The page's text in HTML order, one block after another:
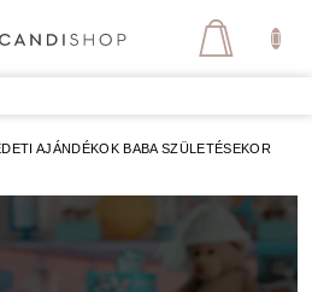
KOSÁR
AJÁNDÉKOK BABA SZÜLETÉSEKOR